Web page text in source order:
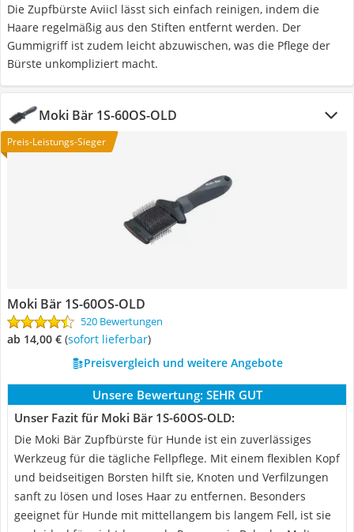
Die Zupfbürste Aviicl lässt sich einfach reinigen, indem die
Haare regelmäßig aus den Stiften entfernt werden. Der
Gummigriff ist zudem leicht abzuwischen, was die Pflege der
Bürste unkompliziert macht.
Moki Bär ‎1S-60OS-OLD
Preis-Leistungs-Sieger
Moki Bär ‎1S-60OS-OLD
520 Bewertungen
ab 14,00 € ( Sofort lieferbar)
Preisvergleich und weitere Angebote
Unsere Bewertung: SEHR GUT
Unser Fazit für Moki Bär ‎1S-60OS-OLD:
Die Moki Bär Zupfbürste für Hunde ist ein zuverlässiges
Werkzeug für die tägliche Fellpflege. Mit einem flexiblen Kopf
und beidseitigen Borsten hilft sie, Knoten und Verfilzungen
sanft zu lösen und loses Haar zu entfernen. Besonders
geeignet für Hunde mit mittellangem bis langem Fell, ist sie